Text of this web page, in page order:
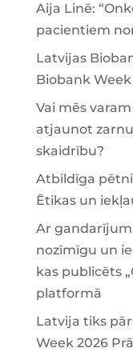
Aija Linē:
pacientiem
Latvijas
Biobank Week
Vai mēs
atjaunot
skaidrību?
Atbildīga
Ētikas un
Ar
nozīmīgu un
kas publicēts
platformā
Latvija tiks
Week 2026